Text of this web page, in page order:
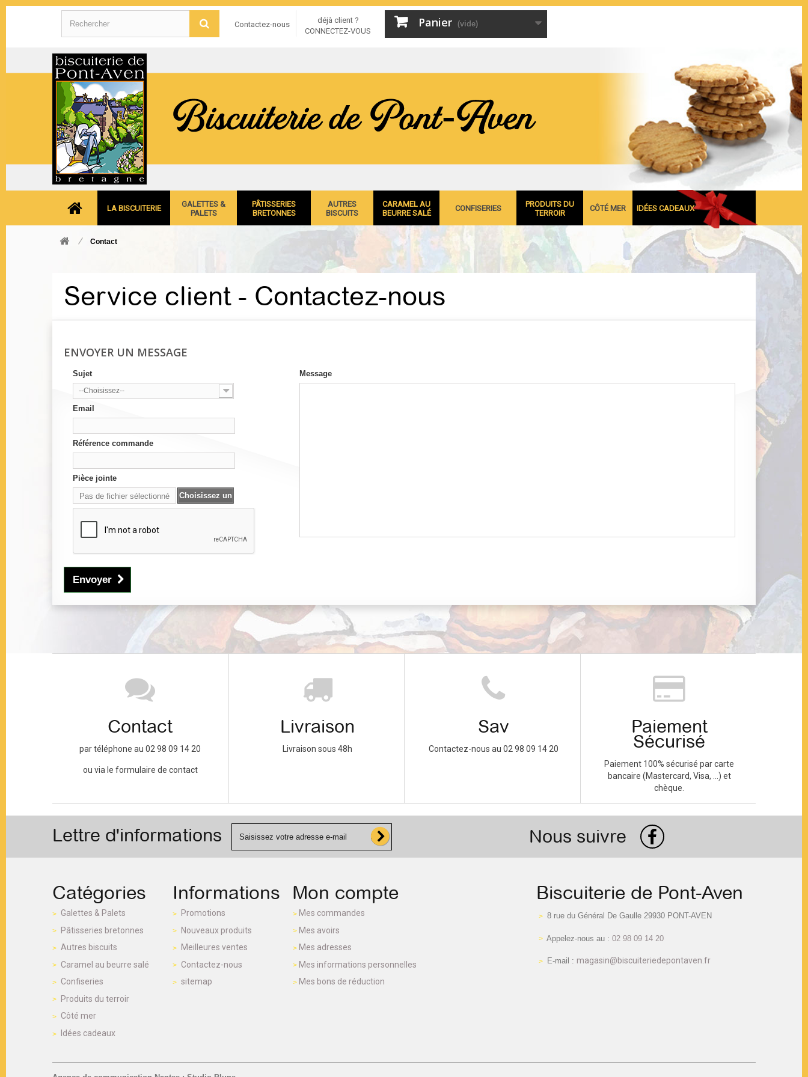
Contactez-nous
déjà client ?
CONNECTEZ-VOUS
Panier (vide)
LA BISCUITERIE
GALETTES &
PALETS
PÂTISSERIES
BRETONNES
AUTRES
BISCUITS
CARAMEL AU
BEURRE SALÉ
CONFISERIES
PRODUITS DU
TERROIR
CÔTÉ MER IDÉES CADEAUX
Contact
Service client - Contactez-nous
ENVOYER UN MESSAGE
Sujet
--Choisissez--
Email
Référence commande
Pièce jointe
Pas de fichier sélectionné
Choisissez un
Message
Envoyer
Contact
par téléphone au 02 98 09 14 20
ou via le formulaire de contact
Livraison
Livraison sous 48h
Sav
Contactez-nous au 02 98 09 14 20
Paiement
Sécurisé
Paiement 100% sécurisé par carte
bancaire (Mastercard, Visa, ...) et
chèque.
Lettre d'informations Nous suivre
Catégories
Galettes & Palets
Pâtisseries bretonnes
Autres biscuits
Caramel au beurre salé
Confiseries
Produits du terroir
Côté mer
Idées cadeaux
Informations
Promotions
Nouveaux produits
Meilleures ventes
Contactez-nous
sitemap
Mon compte
Mes commandes
Mes avoirs
Mes adresses
Mes informations personnelles
Mes bons de réduction
Biscuiterie de Pont-Aven
8 rue du Général De Gaulle 29930 PONT-AVEN
Appelez-nous au : 02 98 09 14 20
E-mail : magasin@biscuiteriedepontaven.fr